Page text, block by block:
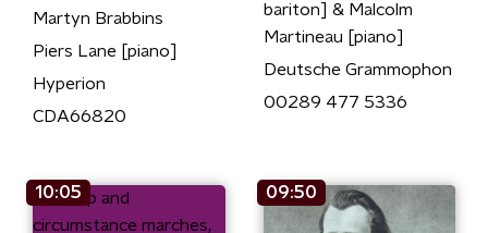
Martyn Brabbins
Piers Lane [piano]
Hyperion
CDA66820
bariton] & Malcolm
Martineau [piano]
Deutsche Grammophon
00289 477 5336
10:05 09:50